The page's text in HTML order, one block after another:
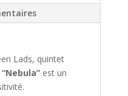
Lads, quintet
“Nebula”est un